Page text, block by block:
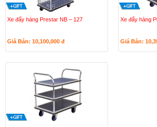
Xe đẩy hàng Prestar NB – 127
Giá Bán: 10,100,000 đ
Xe đẩy hàng
Giá Bán: